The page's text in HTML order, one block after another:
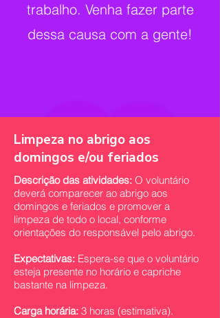
trabalho. Venha fazer parte
dessa causa com a gente!
Limpeza no abrigo aos
domingos e/ou feriados
Descrição das atividades: O voluntário
deverá comparecer ao abrigo aos
domingos e feriados e promover a
limpeza de todo o local, conforme
orientações do responsável pelo abrigo.
Expectativas: Espera-se que o voluntário
esteja presente no horário e capriche
bastante na limpeza.
Carga horária: 3 horas (estimativa).